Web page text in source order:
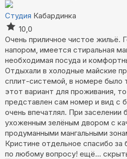
Студия Кабардинка
10,0
Очень приличное чистое жильё.
напором, имеется стиральная
необходимая посуда и
Отдыхали в холодные майские
сплит-системой, в номере было
этот вариант для проживания,
представлен сам номер и вид с
очень впечатлял. При заселении
ухоженным зелёным двором с
продуманными мангальными
Кристине отдельное спасибо за
по любому вопросу! ещё...